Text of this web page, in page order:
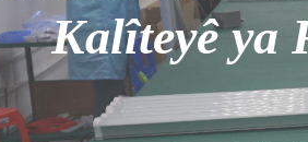
Kalîteyê ya